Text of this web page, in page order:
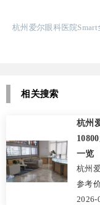
杭州爱尔眼科医院Smart
相关搜索
杭州
一览
杭州
参考
50-
2026-